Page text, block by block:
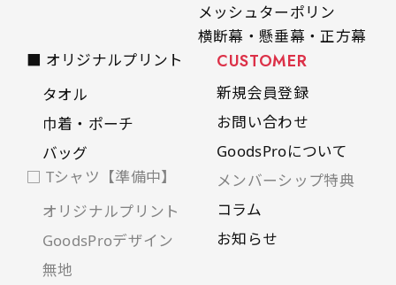
メッシュターポリン
横断幕・懸垂幕・正方幕
■ オリジナルプリント
タオル
巾着・ポーチ
バッグ
□ Tシャツ【準備中】
オリジナルプリント
GoodsProデザイン
無地
CUSTOMER
新規会員登録
お問い合わせ
GoodsProについて
メンバーシップ特典
コラム
お知らせ